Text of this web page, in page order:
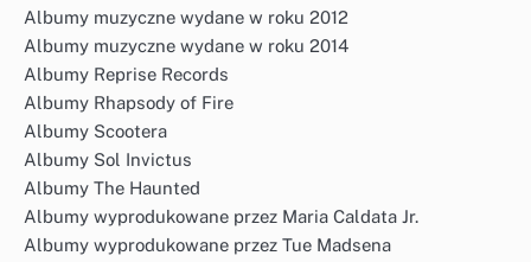
Albumy muzyczne wydane w roku 2012
Albumy muzyczne wydane w roku 2014
Albumy Reprise Records
Albumy Rhapsody of Fire
Albumy Scootera
Albumy Sol Invictus
Albumy The Haunted
Albumy wyprodukowane przez Maria Caldata Jr.
Albumy wyprodukowane przez Tue Madsena